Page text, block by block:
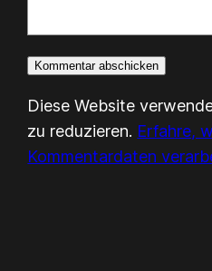
Diese Website
zu reduzieren. Erfahre,
Kommentardaten